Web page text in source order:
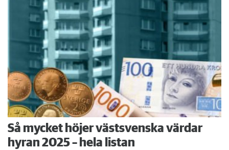
Så mycket höjer västsvenska värdar
hyran 2025 – hela listan